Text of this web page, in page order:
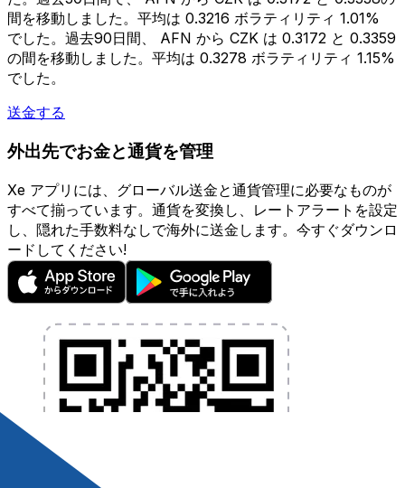
間を移動しました。平均は 0.3216 ボラティリティ 1.01%
でした。過去90日間、 AFN から CZK は 0.3172 と 0.3359
の間を移動しました。平均は 0.3278 ボラティリティ 1.15%
でした。
送金する
外出先でお金と通貨を管理
Xe アプリには、グローバル送金と通貨管理に必要なものが
すべて揃っています。通貨を変換し、レートアラートを設定
し、隠れた手数料なしで海外に送金します。今すぐダウンロ
ードしてください!